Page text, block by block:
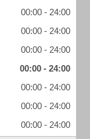
00:00 - 24:00
00:00 - 24:00
00:00 - 24:00
00:00 - 24:00
00:00 - 24:00
00:00 - 24:00
00:00 - 24:00